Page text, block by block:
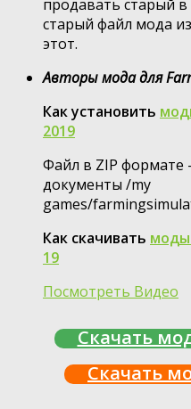
продавать старый в
старый файл мода
этот.
Авторы мода для
Как установить
2019
Файл в ZIP формате
документы /my
games/
Как скачивать моды
19
Посмотреть Видео
Скачать
Скачать